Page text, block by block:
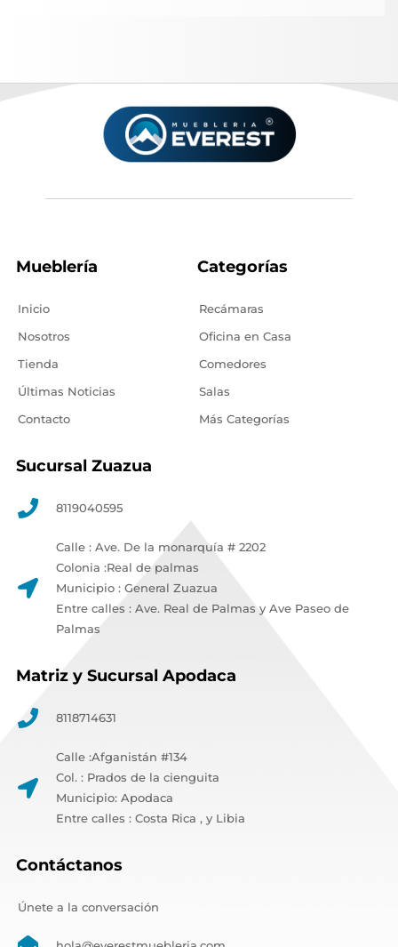
Mueblería
Inicio
Nosotros
Tienda
Últimas Noticias
Contacto
Categorías
Recámaras
Oficina en Casa
Comedores
Salas
Más Categorías
Sucursal Zuazua
8119040595
Calle : Ave. De la monarquía # 2202
Colonia :Real de palmas
Municipio : General Zuazua
Entre calles : Ave. Real de Palmas y Ave Paseo de
Palmas
Matriz y Sucursal Apodaca
8118714631
Calle :Afganistán #134
Col. : Prados de la cienguita
Municipio: Apodaca
Entre calles : Costa Rica , y Libia
Contáctanos
Únete a la conversación